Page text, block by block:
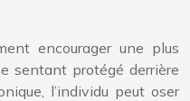
encourager une plus
sentant protégé derrière
l’individu peut oser